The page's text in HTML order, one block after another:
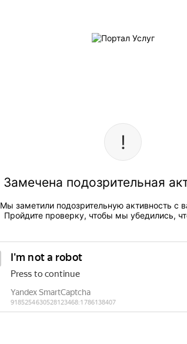
Замечена подозрительная
Мы заметили подозрительную активность с
Пройдите проверку, чтобы мы убедились,